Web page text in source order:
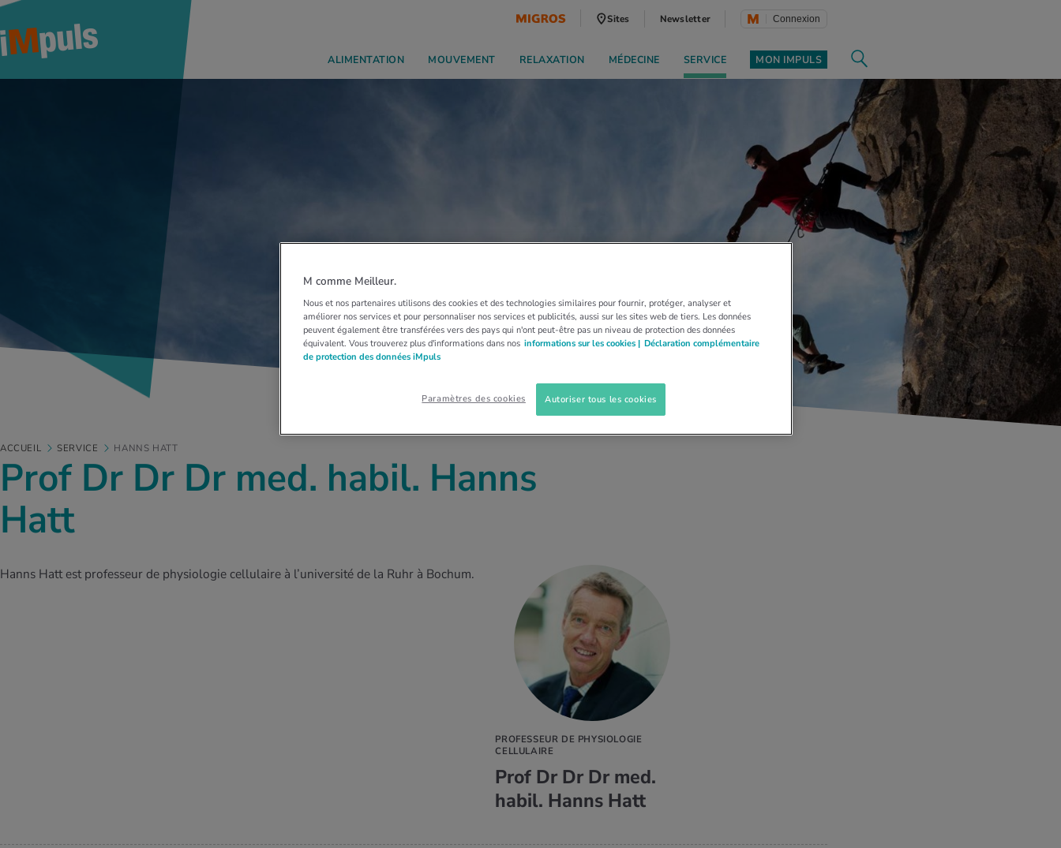
Sites Newsletter Connexion
ALIMENTATION MOUVEMENT RELAXATION MÉDECINE SERVICE MON IMPULS
ACCUEIL SERVICE HANNS HATT
Prof Dr Dr Dr med. habil. Hanns
Hatt
PROFESSEUR DE PHYSIOLOGIE
CELLULAIRE
Prof Dr Dr Dr med.
habil. Hanns Hatt
Hanns Hatt est professeur de physiologie cellulaire à l’université de la Ruhr à Bochum.
M comme Meilleur.
Nous et nos partenaires utilisons des cookies et des technologies similaires pour fournir, protéger, analyser et
améliorer nos services et pour personnaliser nos services et publicités, aussi sur les sites web de tiers. Les données
peuvent également être transférées vers des pays qui n'ont peut-être pas un niveau de protection des données
équivalent. Vous trouverez plus d'informations dans nos informations sur les cookies | Déclaration complémentaire
de protection des données iMpuls
Paramètres des cookies Autoriser tous les cookies